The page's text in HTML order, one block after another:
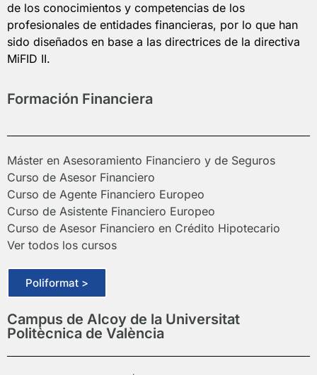
de los conocimientos y competencias de los
profesionales de entidades financieras, por lo que han
sido diseñados en base a las directrices de la directiva
MiFID II.
Formación Financiera
Máster en Asesoramiento Financiero y de Seguros
Curso de Asesor Financiero
Curso de Agente Financiero Europeo
Curso de Asistente Financiero Europeo
Curso de Asesor Financiero en Crédito Hipotecario
Ver todos los cursos
Poliformat >
Campus de Alcoy de la Universitat
Politècnica de València